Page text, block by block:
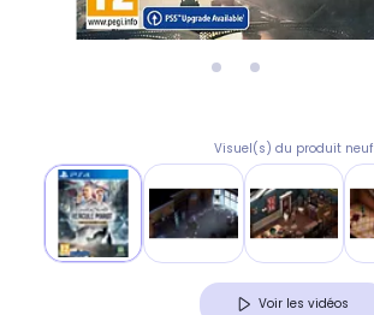
Visuel(s) du produit neuf
Voir les vidéos